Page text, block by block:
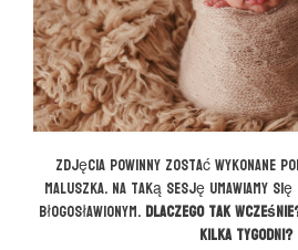
Zdjęcia powinny zostać wykonane
maluszka. Na taką sesję umawiamy
błogosławionym. Dlaczego tak
kilka tygodni?